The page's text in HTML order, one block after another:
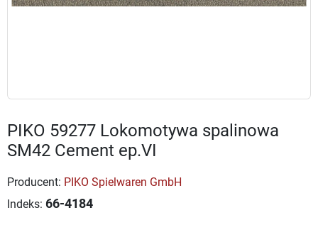
PIKO 59277 Lokomotywa spalinowa
SM42 Cement ep.VI
Producent: PIKO Spielwaren GmbH
Indeks: 66-4184